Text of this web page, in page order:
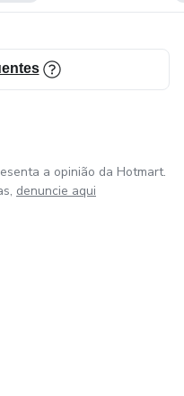
a opinião da Hotmart.
denuncie aqui